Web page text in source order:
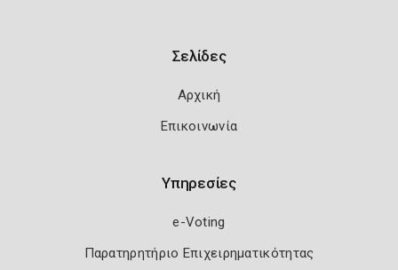
Σελίδες
Αρχική
Επικοινωνία
Υπηρεσίες
e-Voting
Παρατηρητήριο Επιχειρηματικότητας